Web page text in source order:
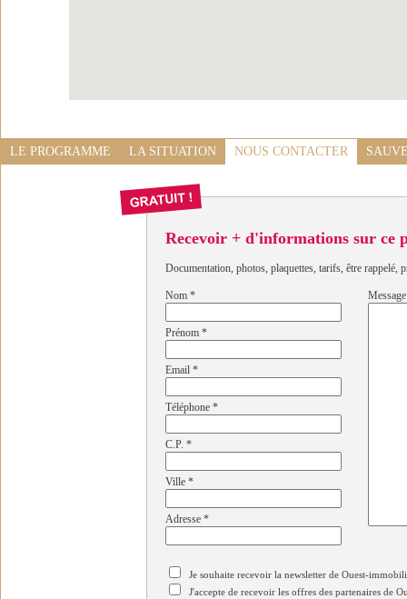
LE PROGRAMME LA SITUATION NOUS CONTACTER
Recevoir + d'informations sur ce
Documentation, photos, plaquettes, tarifs, être rappelé,
Nom *
Prénom *
Email *
Téléphone *
C.P. *
Ville *
Adresse *
Message
Je souhaite recevoir la newsletter de Ouest-
J'accepte de recevoir les offres des partenaires de